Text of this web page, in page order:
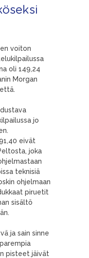
voiton
oli 149,24
Morgan
jo
eivät
joka
teknisiä
ohjelmaan
piruetit
sisältö
ja sain sinne
pisteet jäivät